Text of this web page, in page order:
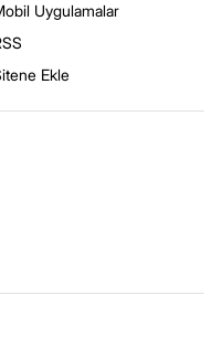
Uygulamalar
Ekle